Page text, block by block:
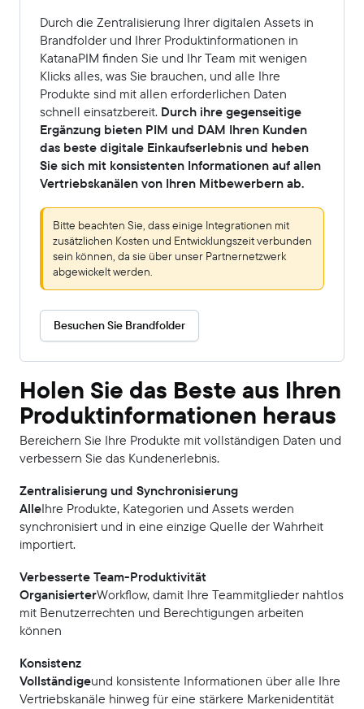
Durch die Zentralisierung Ihrer digitalen Assets in
Brandfolder und Ihrer Produktinformationen in
KatanaPIM finden Sie und Ihr Team mit wenigen
Klicks alles, was Sie brauchen, und alle Ihre
Produkte sind mit allen erforderlichen Daten
schnell einsatzbereit. Durch ihre gegenseitige
Ergänzung bieten PIM und DAM Ihren Kunden
das beste digitale Einkaufserlebnis und heben
Sie sich mit konsistenten Informationen auf allen
Vertriebskanälen von Ihren Mitbewerbern ab.
Bitte beachten Sie, dass einige Integrationen mit
zusätzlichen Kosten und Entwicklungszeit verbunden
sein können, da sie über unser Partnernetzwerk
abgewickelt werden.
Besuchen Sie Brandfolder
Holen Sie das Beste aus Ihren
Produktinformationen heraus
Bereichern Sie Ihre Produkte mit vollständigen Daten und
verbessern Sie das Kundenerlebnis.
Zentralisierung und Synchronisierung
AlleIhre Produkte, Kategorien und Assets werden
synchronisiert und in eine einzige Quelle der Wahrheit
importiert.
Verbesserte Team-Produktivität
‍OrganisierterWorkflow, damit Ihre Teammitglieder nahtlos
mit Benutzerrechten und Berechtigungen arbeiten
können
Konsistenz
‍Vollständigeund konsistente Informationen über alle Ihre
Vertriebskanäle hinweg für eine stärkere Markenidentität